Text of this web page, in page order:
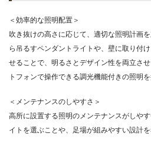
＜効率的な照明配置＞
吹き抜けの高さに応じて、適切な照明計画
ら吊るすペンダントライトや、壁に取り付
せることで、明るさとデザイン性を両立さ
トフォンで操作できる調光機能付きの照明
＜メンテナンスのしやすさ＞
高所に設置する照明のメンテナンスがしや
イトを選ぶことや、足場が組みやすい設計を